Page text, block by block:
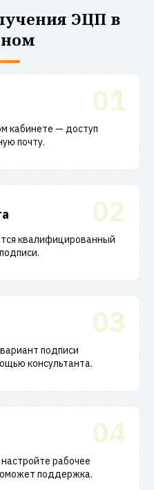
ЭЦП в
01
кабинете — доступ
почту.
02
квалифицированный
03
подписи
консультанта.
04
рабочее
поддержка.